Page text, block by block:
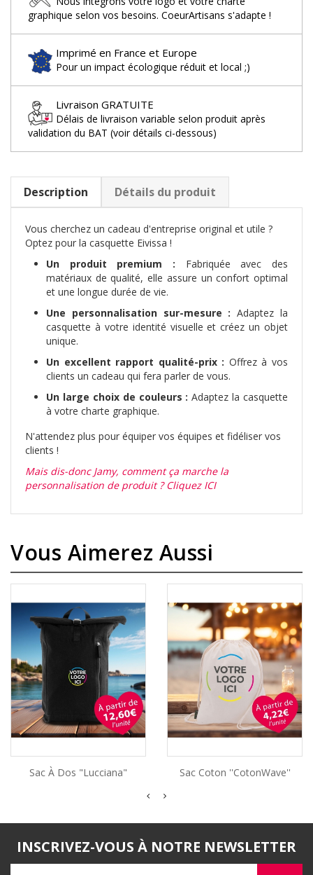
graphique selon vos besoins. CoeurArtisans s'adapte !
Imprimé en France et Europe
Pour un impact écologique réduit et local ;)
Livraison GRATUITE
Délais de livraison variable selon produit après
validation du BAT (voir détails ci-dessous)
Description Détails du produit
Vous cherchez un cadeau d'entreprise original et utile ?
Optez pour la casquette Eivissa !
Un produit premium : Fabriquée avec des
matériaux de qualité, elle assure un confort optimal
et une longue durée de vie.
Une personnalisation sur-mesure : Adaptez la
casquette à votre identité visuelle et créez un objet
unique.
Un excellent rapport qualité-prix : Offrez à vos
clients un cadeau qui fera parler de vous.
Un large choix de couleurs : Adaptez la casquette
à votre charte graphique.
N'attendez plus pour équiper vos équipes et fidéliser vos
clients !
Mais dis-donc Jamy, comment ça marche la
personnalisation de produit ? Cliquez ICI
Vous Aimerez Aussi
Sac À Dos "Lucciana" Sac Coton ''CotonWave''
INSCRIVEZ-VOUS À NOTRE NEWSLETTER